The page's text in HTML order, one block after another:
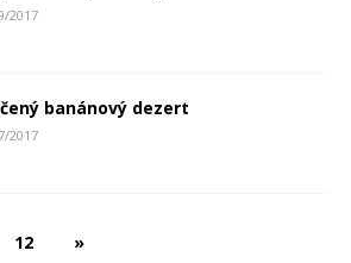
2017
banánový dezert
2017
12 »